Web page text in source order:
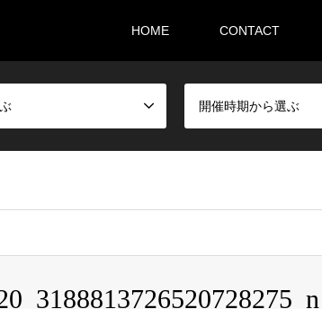
HOME CONTACT
開催時期から選ぶ